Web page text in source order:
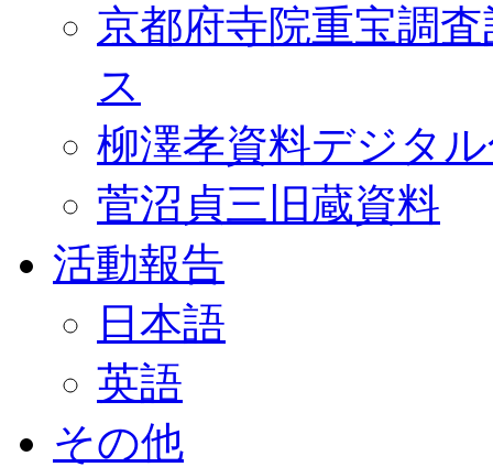
京都府寺院重宝調
ス
柳澤孝資料デジタ
菅沼貞三旧蔵資料
活動報告
日本語
英語
その他